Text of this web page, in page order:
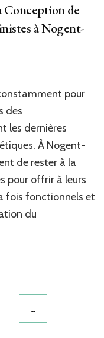
Conception de
à Nogent-
pour
des
les dernières
À Nogent-
de rester à la
pour offrir à leurs
fois fonctionnels et
du
…